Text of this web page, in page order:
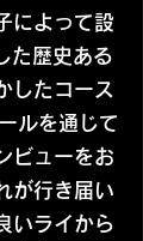
によって設
た歴史ある
したコース
ルを通じて
ビューをお
が行き届い
いライから